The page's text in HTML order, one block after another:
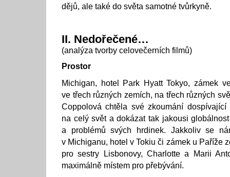
dějů, ale také do světa samotné tvůrkyně.
II. Nedořečené…
(analýza tvorby celovečerních filmů)
Prostor
Michigan, hotel Park Hyatt Tokyo, zámek
ve třech různých zemích, na třech různých
Coppolová chtěla své zkoumání dospívající
na celý svět a dokázat tak jakousi
a problémů svých hrdinek. Jakkoliv se
v Michiganu, hotel v Tokiu či zámek u Paříže
pro sestry Lisbonovy, Charlotte a Marii
maximálně místem pro přebývání.